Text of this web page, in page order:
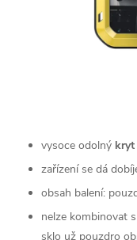
vysoce odolný kryt
zařízení se dá
obsah balení:
nelze kombinovat
sklo už pouzdro